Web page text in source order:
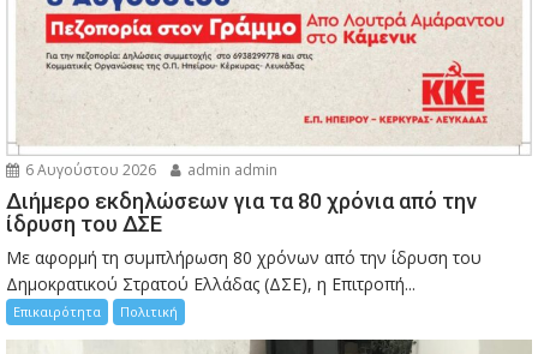
6 Αυγούστου 2026 admin admin
Διήμερο εκδηλώσεων για τα 80 χρόνια από την
ίδρυση του ΔΣΕ
Με αφορμή τη συμπλήρωση 80 χρόνων από την ίδρυση του
Δημοκρατικού Στρατού Ελλάδας (ΔΣΕ), η Επιτροπή...
Επικαιρότητα Πολιτική